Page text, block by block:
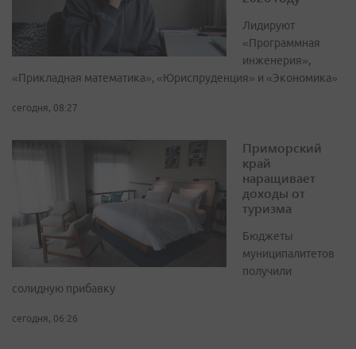
Лидируют
«Программная
инженерия»,
«Прикладная математика», «Юриспруденция» и «Экономика»
сегодня, 08:27
Приморский
край
наращивает
доходы от
туризма
Бюджеты
муниципалитетов
получили
солидную прибавку
сегодня, 06:26